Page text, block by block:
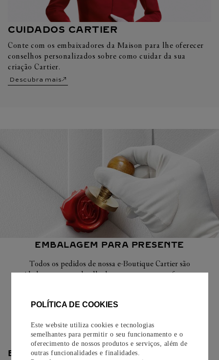
POLÍTICA DE COOKIES
Este website utiliza cookies e tecnologias
semelhantes para permitir o seu funcionamento e o
oferecimento de nossos produtos e serviços, além de
outras funcionalidades e finalidades.
CUIDADOS CARTIER
Conte com os embaixadores da Maison para lhe oferecer
conselhos personalizados sobre como cuidar da sua
criação Cartier.
Descubra mais
EMBALAGEM PARA PRESENTE
Todos os pedidos de nossa e-Boutique Cartier são
cuidadosamente embrulhados para presente e oferecem a
Saiba mais
ENTREGA/DEVOLUÇÃO